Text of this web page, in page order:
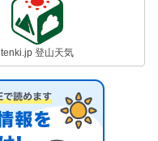
tenki.jp 登山天気